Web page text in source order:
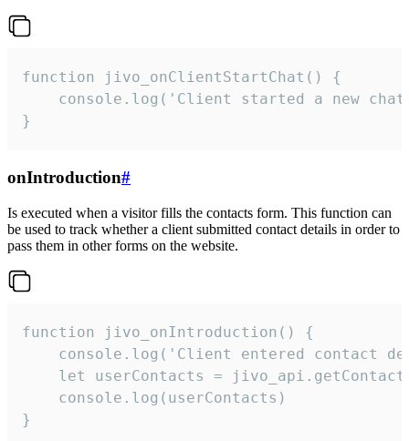
function jivo_onClientStartChat() {
console.log('Client started a new
}
onIntroduction#
Is executed when a visitor fills the contacts form. This function can
be used to track whether a client submitted contact details in order to
pass them in other forms on the website.
function jivo_onIntroduction() {
console.log('Client entered contact
let userContacts =
    console.log(userContacts)
}